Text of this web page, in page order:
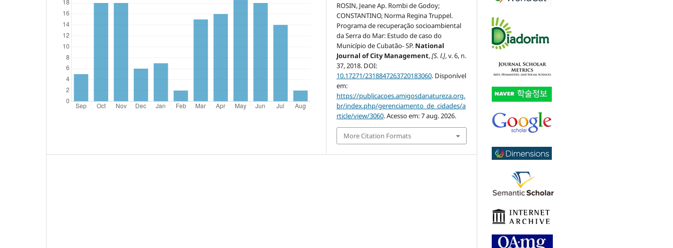
ROSIN, Jeane Ap. Rombi de Godoy;
CONSTANTINO, Norma Regina Truppel.
Programa de recuperação socioambiental
da Serra do Mar: Estudo de caso do
Município de Cubatão- SP. National
Journal of City Management,[S. l.], v. 6, n.
37, 2018. DOI:
10.17271/2318847263720183060. Disponível
em:
https://publicacoes.amigosdanatureza.org.
br/index.php/gerenciamento_de_cidades/a
rticle/view/3060. Acesso em: 7 aug. 2026.
More Citation Formats